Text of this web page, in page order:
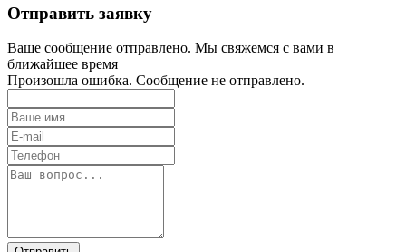
Отправить заявку
Ваше сообщение отправлено. Мы свяжемся с вами в
ближайшее время
Произошла ошибка. Сообщение не отправлено.